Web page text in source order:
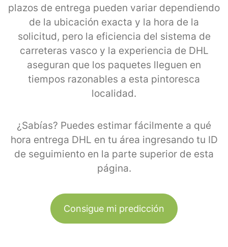
plazos de entrega pueden variar dependiendo
de la ubicación exacta y la hora de la
solicitud, pero la eficiencia del sistema de
carreteras vasco y la experiencia de DHL
aseguran que los paquetes lleguen en
tiempos razonables a esta pintoresca
localidad.
¿Sabías? Puedes estimar fácilmente a qué
hora entrega DHL en tu área ingresando tu ID
de seguimiento en la parte superior de esta
página.
Consigue mi predicción